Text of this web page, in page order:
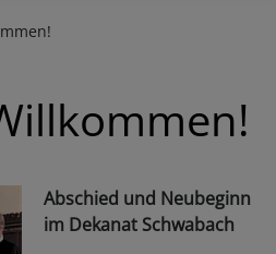
Abschied und Neubeginn
im Dekanat Schwabach